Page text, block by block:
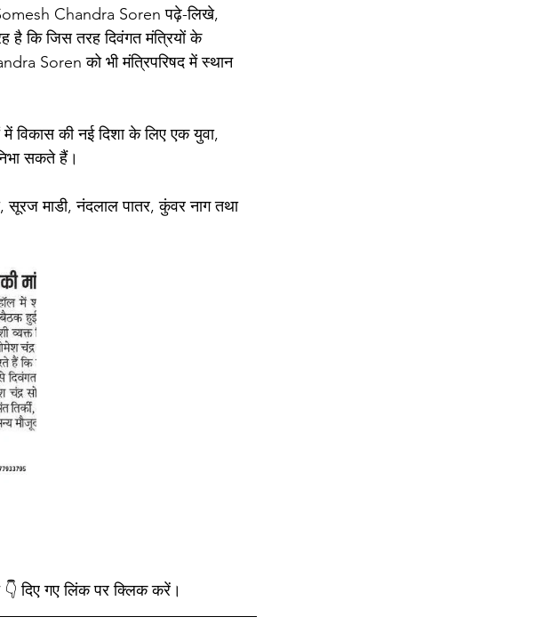
Chandra Soren पढ़े-लिखे,
है कि जिस तरह दिवंगत मंत्रियों के
Soren को भी मंत्रिपरिषद में स्थान
विकास की नई दिशा के लिए एक युवा,
सकते हैं।
सूरज माडी, नंदलाल पातर, कुंवर नाग तथा
दिए गए लिंक पर क्लिक करें।